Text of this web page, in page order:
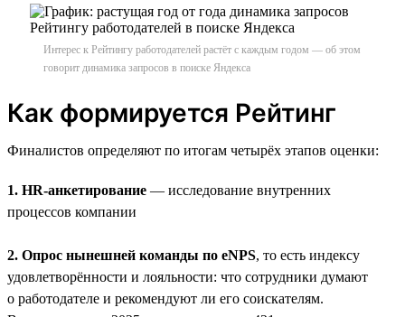
Интерес к Рейтингу работодателей растёт с каждым годом — об этом
говорит динамика запросов в поиске Яндекса
Как формируется Рейтинг
Финалистов определяют по итогам четырёх этапов оценки:
1. HR-анкетирование — исследование внутренних
процессов компании
2. Опрос нынешней команды по eNPS, то есть индексу
удовлетворённости и лояльности: что сотрудники думают
о работодателе и рекомендуют ли его соискателям.